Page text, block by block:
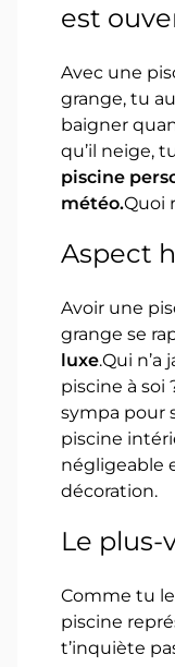
est
Avec une
grange, tu
baigner
qu’il neige,
piscine
météo.Quoi
Aspect
Avoir une
grange se
luxe.Qui n’a
piscine à soi
sympa pour
piscine
négligeable
décoration.
Le plus-
Comme tu le
piscine
t’inquiète